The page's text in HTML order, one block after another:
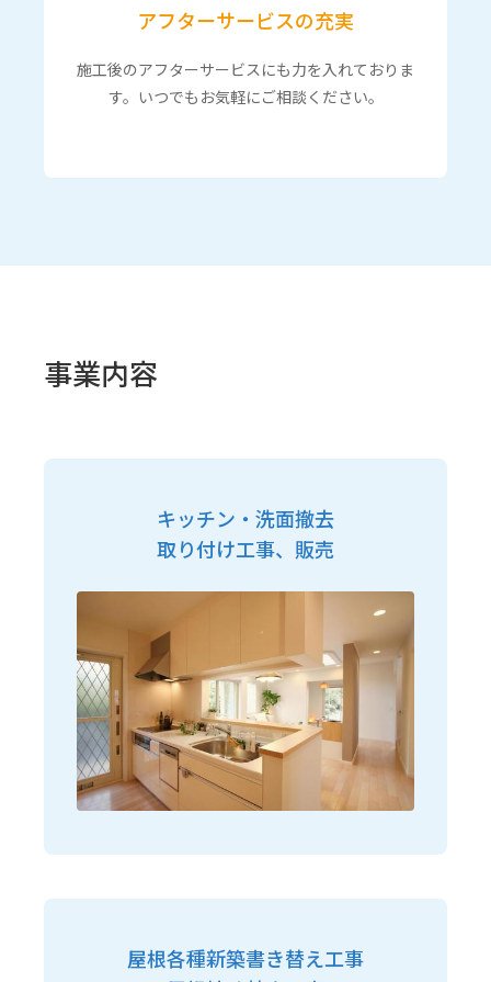
アフターサービスの充実
施工後のアフターサービスにも力を入れておりま
す。いつでもお気軽にご相談ください。
事業内容
キッチン・洗面撤去
取り付け工事、販売
屋根各種新築書き替え工事